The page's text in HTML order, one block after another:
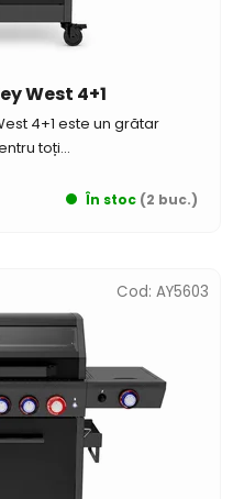
West 4+1
În stoc (2 buc.)
4+1 este un grătar
toți...
Cod: AY5603